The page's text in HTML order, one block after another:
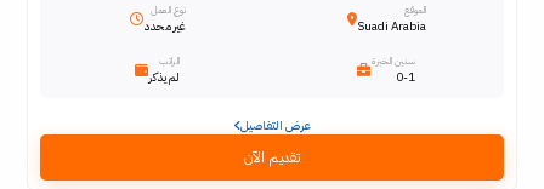
الموقع
Suadi Arabia
نوع العمل
غير محدد
سنين الخبرة
0-1
الراتب
لم يذكر
عرض التفاصيل
تقديم الآن